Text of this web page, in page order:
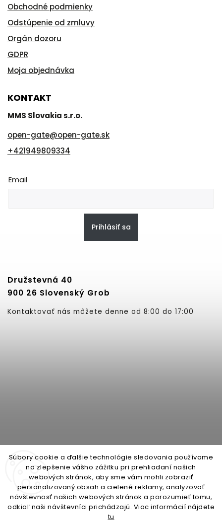
Súbory cookie a ďalšie technológie sledovania používame
na zlepšenie vášho zážitku pri prehliadaní našich
webových stránok, aby sme vám mohli zobraziť
personalizovaný obsah a cielené reklamy, analyzovať
návštevnosť našich webových stránok a porozumieť tomu,
odkiaľ naši návštevníci prichádzajú. Viac informácií nájdete
tu
Obchodné podmienky
Odstúpenie od zmluvy
Orgán dozoru
GDPR
Moja objednávka
KONTAKT
MMS Slovakia s.r.o.
open-gate@open-gate.sk
+421949809334
Email
Prihlásiť sa
Družstevná 40
900 26 Slovenský Grob
Kontaktovať nás môžete denne od 8:00 do 17:00
open-gate.cz montazpohonu.sk